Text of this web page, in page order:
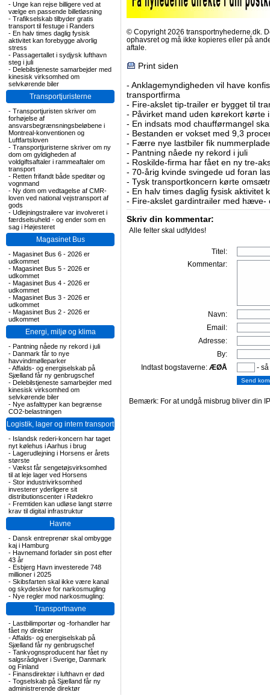
- Unge kan rejse billigere ved at
vælge en passende billetløsning
- Trafikselskab tilbyder gratis
transport til festuge i Randers
- En halv times daglig fysisk
aktivitet kan forebygge alvorlig
stress
- Passagertallet i sydjysk lufthavn
steg i juli
- Delebilstjeneste samarbejder med
kinesisk virksomhed om
selvkørende biler
Transportjuristerne
- Transportjuristen skriver om
forhøjelse af
ansvarsbegrænsningsbeløbene i
Montreal-konventionen og
Luftfartsloven
- Transportjuristerne skriver om ny
dom om gyldigheden af
voldgiftsaftaler i rammeaftaler om
transport
- Retten frifandt både speditør og
vognmand
- Ny dom om vedtagelse af CMR-
loven ved national vejstransport af
gods
- Udlejningstrailere var involveret i
færdselsuheld - og ender som en
sag i Højesteret
Magasinet Bus
- Magasinet Bus 6 - 2026 er
udkommet
- Magasinet Bus 5 - 2026 er
udkommet
- Magasinet Bus 4 - 2026 er
udkommet
- Magasinet Bus 3 - 2026 er
udkommet
- Magasinet Bus 2 - 2026 er
udkommet
Energi, miljø og klima
- Pantning nåede ny rekord i juli
- Danmark får to nye
havvindmølleparker
-Affalds- og energiselskab på
Sjælland får ny genbrugschef
- Delebilstjeneste samarbejder med
kinesisk virksomhed om
selvkørende biler
- Nye asfalttyper kan begrænse
CO2-belastningen
Logistik, lager og intern transport
- Islandsk rederi-koncern har taget
nyt kølehus i Aarhus i brug
- Lagerudlejning i Horsens er årets
største
- Vækst får sengetøjsvirksomhed
til at leje lager ved Horsens
- Stor industrivirksomhed
investerer yderligere sit
distributionscenter i Rødekro
- Fremtiden kan udløse langt større
krav til digital infrastruktur
Havne
- Dansk entreprenør skal ombygge
kaj i Hamburg
- Havnemand forlader sin post efter
43 år
- Esbjerg Havn investerede 748
millioner i 2025
- Skibsfarten skal ikke være kanal
og skydeskive for narkosmugling
- Nye regler mod narkosmugling:
Transportnavne
- Lastbilimportør og -forhandler har
fået ny direktør
-Affalds- og energiselskab på
Sjælland får ny genbrugschef
- Tankvognsproducent har fået ny
salgsrådgiver i Sverige, Danmark
og Finland
- Finansdirektør i lufthavn er død
- Togselskab på Sjælland får ny
administrerende direktør
© Copyright 2026 transportnyhederne.dk.
ophavsret og må ikke kopieres eller på
aftale.
Print siden
- Anklagemyndigheden vil have
transportfirma
- Fire-akslet tip-trailer er bygget til
- Påvirket mand uden kørekort kørte
- En indsats mod chaufførmangel
- Bestanden er vokset med 9,3
- Færre nye lastbiler fik
- Pantning nåede ny rekord i juli
- Roskilde-firma har fået en ny tre-
- 70-årig kvinde svingede ud foran
- Tysk transportkoncern kørte
- En halv times daglig fysisk aktivitet
- Fire-akslet gardintrailer med hæve-
Skriv din kommentar:
Alle felter skal udfyldes!
Titel:
Kommentar:
Navn:
Email:
Adresse:
By:
Indtast bogstaverne: ÆØÅ -
Bemærk: For at undgå misbrug bliver din